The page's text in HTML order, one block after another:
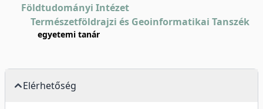
Földtudományi Intézet
Természetföldrajzi és Geoinformatikai Tanszék
egyetemi tanár
Elérhetőség